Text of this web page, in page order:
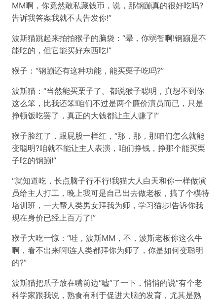
MM啊，你竟然敢私藏钱币，说，那钢蹦真的很好吃吗?
告诉我答案我就不去告发你!”
波斯猫跳起来拍拍猴子的脑袋：“晕，你弱智啊!钢蹦是不
能吃的，但它能买好东西吃!”
猴子：“钢蹦还有这种功能，能买栗子吃吗?”
波斯猫：“当然能买栗子了。都说猴子聪明，真想不到你
这么笨，比我还笨!咱们不过是两个廉价演员而已，只是
挣顿饭吃罢了，真正的大钱都让主人赚了!”
猴子脸红了，跟屁股一样红，“那，那，那咱们怎么就能
变聪明?咱就不能让主人表演，咱们挣钱，挣那个能买栗
子吃的钢蹦!”
“就知道吃，长点脑子行不行!我猫大人白天和你一样做演
员给主人打工，晚上我可是自己出去做老板，搞了个模特
培训班，一大帮人类男女拜我为师，学习猫步!告诉你我
现在身价已经上百万了!”
猴子大吃一惊：“哇，波斯MM，不，波斯老板你这么牛
啊，看不出来啊!连人类都拜你为师了，你是如何变聪明
的?”
波斯猫把爪子放在嘴前边“嘘”了一下，悄悄的说“有个老
科学家跟我说，熟食有利于促进大脑的发育，尤其是熟